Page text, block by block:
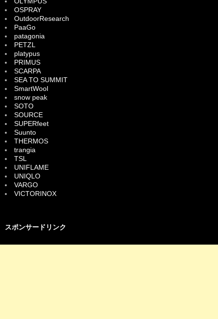
OSPRAY
OutdoorResearch
PaaGo
patagonia
PETZL
platypus
PRIMUS
SCARPA
SEA TO SUMMIT
SmartWool
snow peak
SOTO
SOURCE
SUPERfeet
Suunto
THERMOS
trangia
TSL
UNIFLAME
UNIQLO
VARGO
VICTORINOX
スポンサードリンク